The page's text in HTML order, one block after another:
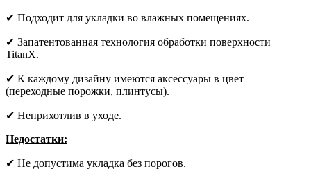
✔ Подходит для укладки во влажных помещениях.
✔ Запатентованная технология обработки поверхности
TitanX.
✔ К каждому дизайну имеются аксессуары в цвет
(переходные порожки, плинтусы).
✔ Неприхотлив в уходе.
Недостатки:
✔ Не допустима укладка без порогов.